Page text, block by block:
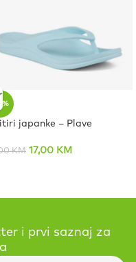
japanke – Plave
KM 17,00 KM
i prvi saznaj za